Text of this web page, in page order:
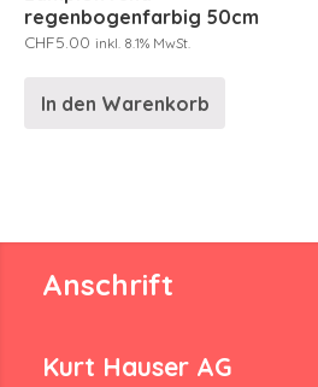
regenbogenfarbig 50cm
CHF5.00 inkl. 8.1% MwSt.
In den Warenkorb
Anschrift
Kurt Hauser AG